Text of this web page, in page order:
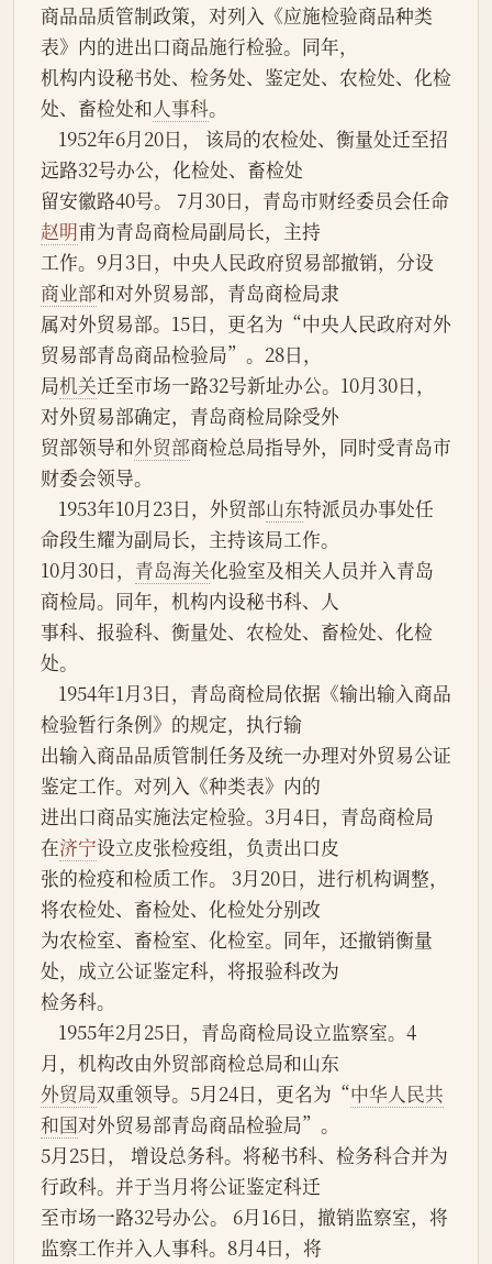
商品品质管制政策，对列入《应施检验商品种类
表》内的进出口商品施行检验。同年，
机构内设秘书处、检务处、鉴定处、农检处、化检
处、畜检处和人事科。
远路32号办公，化检处、畜检处
留安徽路40号。 7月30日，青岛市财经委员会任命
赵明甫为青岛商检局副局长，主持
工作。9月3日，中央人民政府贸易部撤销，分设
商业部和对外贸易部，青岛商检局隶
属对外贸易部。15日，更名为“中央人民政府对外
贸易部青岛商品检验局”。28日，
局机关迁至市场一路32号新址办公。10月30日，
对外贸易部确定，青岛商检局除受外
贸部领导和外贸部商检总局指导外，同时受青岛市
财委会领导。
    1953年10月23日，外贸部
山东特派员办事处任
命段生耀为副局长，主持该局工作。
10月30日， 青岛海关化验室及相关人员并入青岛
商检局。同年，机构内设秘书科、人
事科、报验科、衡量处、农检处、畜检处、化检
处。
检验暂行条例》的规定，执行输
出输入商品品质管制任务及统一办理对外贸易公证
鉴定工作。对列入《种类表》内的
进出口商品实施法定检验。3月4日，青岛商检局
在济宁设立皮张检疫组，负责出口皮
张的检疫和检质工作。 3月20日，进行机构调整，
将农检处、畜检处、化检处分别改
为农检室、畜检室、化检室。同年，还撤销衡量
处，成立公证鉴定科，将报验科改为
检务科。
月，机构改由外贸部商检总局和山东
外贸局双重领导。5月24日，更名为“中华人民共
和国对外贸易部青岛商品检验局”。
5月25日， 增设总务科。将秘书科、检务科合并为
行政科。并于当月将公证鉴定科迁
至市场一路32号办公。 6月16日，撤销监察室，将
监察工作并入人事科。8月4日，将